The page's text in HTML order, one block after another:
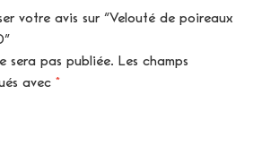
votre avis sur “Velouté de poireaux
sera pas publiée. Les champs
avec *